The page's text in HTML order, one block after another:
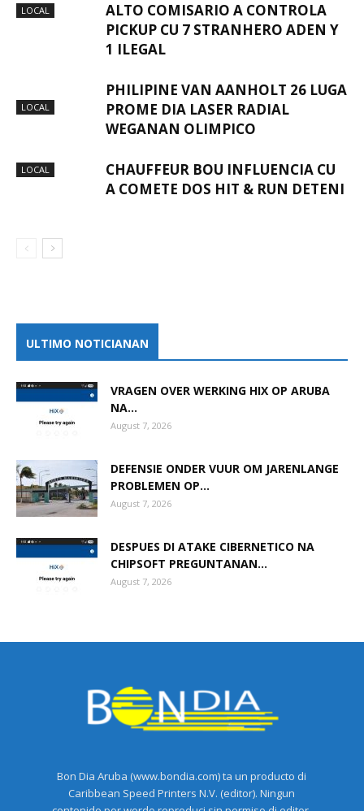
LOCAL
ALTO COMISARIO A CONTROLA
PICKUP CU 7 STRANHERO ADEN Y
1 ILEGAL
LOCAL
PHILIPINE VAN AANHOLT 26 LUGA
PROME DIA LASER RADIAL
WEGANAN OLIMPICO
LOCAL
CHAUFFEUR BOU INFLUENCIA CU
A COMETE DOS HIT & RUN DETENI
ULTIMO NOTICIANAN
VRAGEN OVER WERKING HIX OP ARUBA
NA...
August 7, 2026
DEFENSIE ONDER VUUR OM JARENLANGE
PROBLEMEN OP...
August 7, 2026
DESPUES DI ATAKE CIBERNETICO NA
CHIPSOFT PREGUNTANAN...
August 7, 2026
Bon Dia Aruba (www.bondia.com) ta un producto di
Caribbean Speed Printers N.V. (editor). Ningun